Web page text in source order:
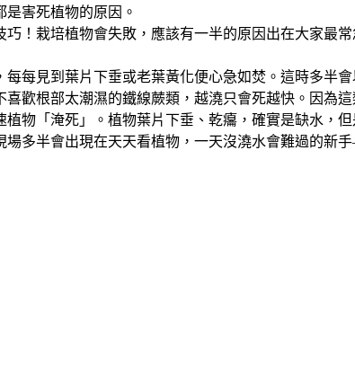
害死植物的原因。
！栽培植物會失敗，應該有一半的原因出在大家最
每見到葉片下垂或老葉黃化便心急如焚。這時多半
歡根部太潮濕的鐵線蕨類，越澆只會死越快。因為
物「淹死」。植物葉片下垂、乾癟，確實是缺水
場多半會出現在天天看植物，一天沒澆水會難過的新